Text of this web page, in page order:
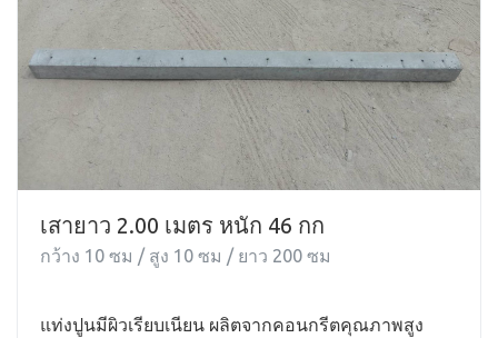
เสายาว 2.00 เมตร หนัก 46 กก
กว้าง 10 ซม / สูง 10 ซม / ยาว 200 ซม
แท่งปูนมีผิวเรียบเนียน ผลิตจากคอนกรีตคุณภาพสูง